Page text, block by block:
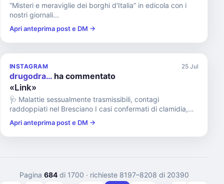
“Misteri e meraviglie dei borghi d'Italia” in edicola con i
nostri giornali...
Apri anteprima post e DM →
INSTAGRAM 25 Jul
drugodra… ha commentato
«Link»
🩺 Malattie sessualmente trasmissibili, contagi
raddoppiati nel Bresciano I casi confermati di clamidia,
gonorrea, Mpox ...
Apri anteprima post e DM →
Pagina 684di 1700 · richieste 8197–8208 di 20390